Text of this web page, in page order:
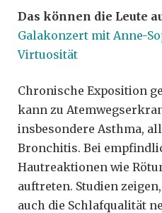
Das können die Leute
Galakonzert mit Anne-
Virtuosität
Chronische Exposition
kann zu
insbesondere Asthma,
Bronchitis. Bei
Hautreaktionen wie
auftreten. Studien
auch die Schlafqualität